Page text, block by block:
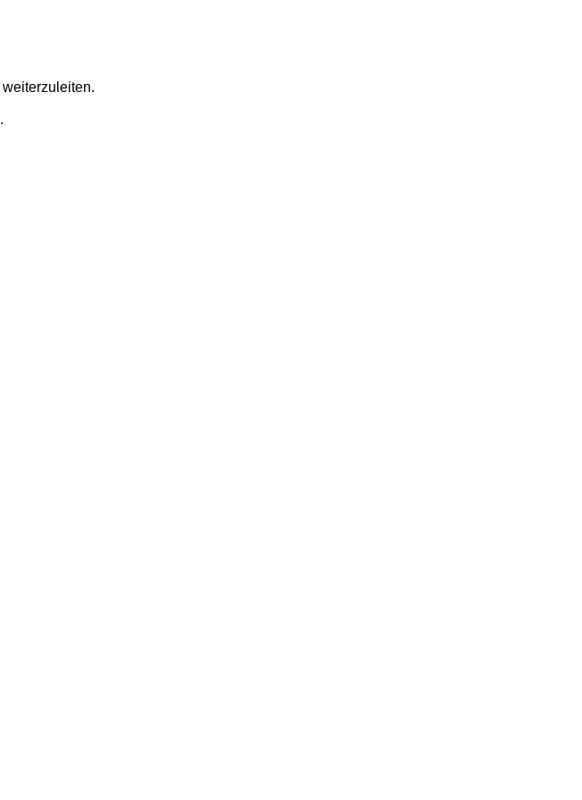
weiterzuleiten.
.